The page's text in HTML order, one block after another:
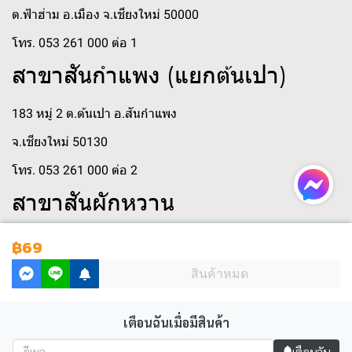
฿69
สินค้าหมด
เตือนฉันเมื่อมีสินค้า
ต.ฟ้าฮ่าม อ.เมือง จ.เชียงใหม่ 50000
โทร. 053 261 000 ต่อ 1
สาขาสันกำแพง (แยกต้นเปา)
183 หมู่ 2 ต.ต้นเปา อ.สันกำแพง
จ.เชียงใหม่ 50130
โทร. 053 261 000 ต่อ 2
สาขาสันผักหวาน
250 หมู่ 3 ตำบล สันผักหวาน
ตำบลสันผักหวาน อำเภอหางดง เชียงใหม่ 50230